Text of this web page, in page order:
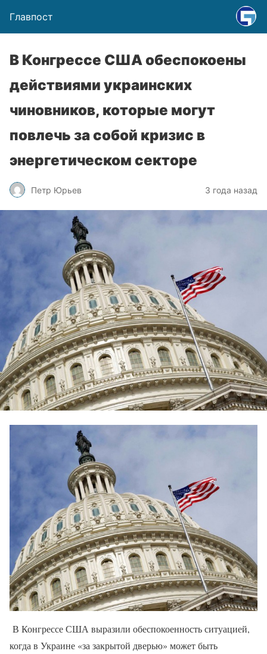
Главпост
В Конгрессе США обеспокоены
действиями украинских
чиновников, которые могут
повлечь за собой кризис в
энергетическом секторе
Петр Юрьев 3 года назад
В Конгрессе США выразили обеспокоенность ситуацией,
когда в Украине «за закрытой дверью» может быть